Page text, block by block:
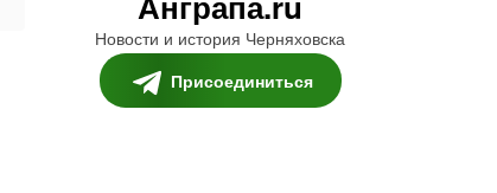
Новости и история Черняховска
Присоединиться